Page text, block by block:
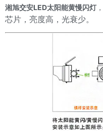
湘旭交安LED太阳能黄慢闪灯，
芯片，亮度高，光衰少。